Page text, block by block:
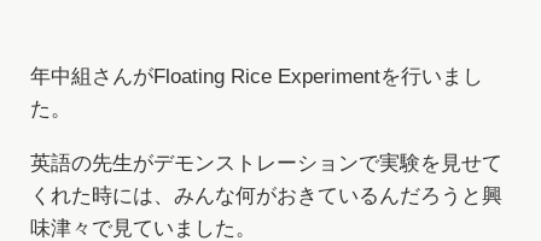
年中組さんがFloating Rice Experimentを行いまし
た。
英語の先生がデモンストレーションで実験を見せて
くれた時には、みんな何がおきているんだろうと興
味津々で見ていました。